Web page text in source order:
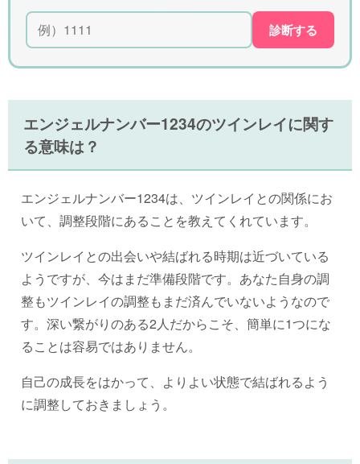
診断する
エンジェルナンバー1234のツインレイに関す
る意味は？
エンジェルナンバー1234は、ツインレイとの関係にお
いて、調整段階にあることを教えてくれています。
ツインレイとの出会いや結ばれる時期は近づいている
ようですが、今はまだ準備段階です。あなた自身の調
整もツインレイの調整もまだ済んでいないようなので
す。深い繋がりのある2人だからこそ、簡単に1つにな
ることは容易ではありません。
自己の成長をはかって、よりよい状態で結ばれるよう
に調整しておきましょう。